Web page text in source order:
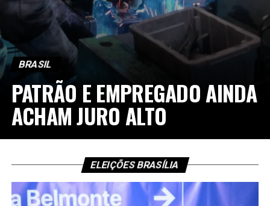
BRASIL
PATRÃO E EMPREGADO AINDA
ACHAM JURO ALTO
ELEIÇÕES BRASÍLIA